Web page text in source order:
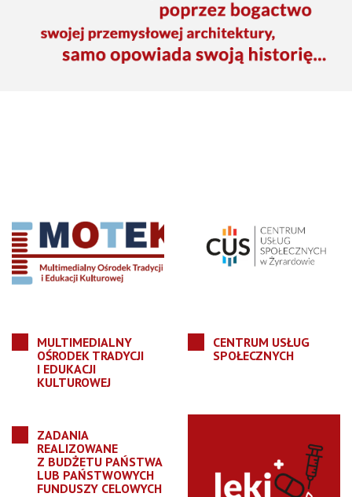
MULTIMEDIALNY
OŚRODEK TRADYCJI
I EDUKACJI
KULTUROWEJ
CENTRUM USŁUG
SPOŁECZNYCH
ZADANIA
REALIZOWANE
Z BUDŻETU PAŃSTWA
LUB PAŃSTWOWYCH
FUNDUSZY CELOWYCH